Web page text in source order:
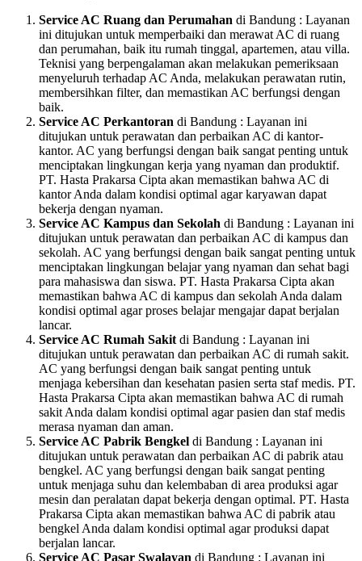
Service AC Ruang dan Perumahan di Bandung : Layanan
ini ditujukan untuk memperbaiki dan merawat AC di ruang
dan perumahan, baik itu rumah tinggal, apartemen, atau villa.
Teknisi yang berpengalaman akan melakukan pemeriksaan
menyeluruh terhadap AC Anda, melakukan perawatan rutin,
membersihkan filter, dan memastikan AC berfungsi dengan
baik.
Service AC Perkantoran di Bandung : Layanan ini
ditujukan untuk perawatan dan perbaikan AC di kantor-
kantor. AC yang berfungsi dengan baik sangat penting untuk
menciptakan lingkungan kerja yang nyaman dan produktif.
PT. Hasta Prakarsa Cipta akan memastikan bahwa AC di
kantor Anda dalam kondisi optimal agar karyawan dapat
bekerja dengan nyaman.
Service AC Kampus dan Sekolah di Bandung : Layanan ini
ditujukan untuk perawatan dan perbaikan AC di kampus dan
sekolah. AC yang berfungsi dengan baik sangat penting untuk
menciptakan lingkungan belajar yang nyaman dan sehat bagi
para mahasiswa dan siswa. PT. Hasta Prakarsa Cipta akan
memastikan bahwa AC di kampus dan sekolah Anda dalam
kondisi optimal agar proses belajar mengajar dapat berjalan
lancar.
Service AC Rumah Sakit di Bandung : Layanan ini
ditujukan untuk perawatan dan perbaikan AC di rumah sakit.
AC yang berfungsi dengan baik sangat penting untuk
menjaga kebersihan dan kesehatan pasien serta staf medis. PT.
Hasta Prakarsa Cipta akan memastikan bahwa AC di rumah
sakit Anda dalam kondisi optimal agar pasien dan staf medis
merasa nyaman dan aman.
Service AC Pabrik Bengkel di Bandung : Layanan ini
ditujukan untuk perawatan dan perbaikan AC di pabrik atau
bengkel. AC yang berfungsi dengan baik sangat penting
untuk menjaga suhu dan kelembaban di area produksi agar
mesin dan peralatan dapat bekerja dengan optimal. PT. Hasta
Prakarsa Cipta akan memastikan bahwa AC di pabrik atau
bengkel Anda dalam kondisi optimal agar produksi dapat
berjalan lancar.
Service AC Pasar Swalayan di Bandung : Layanan ini